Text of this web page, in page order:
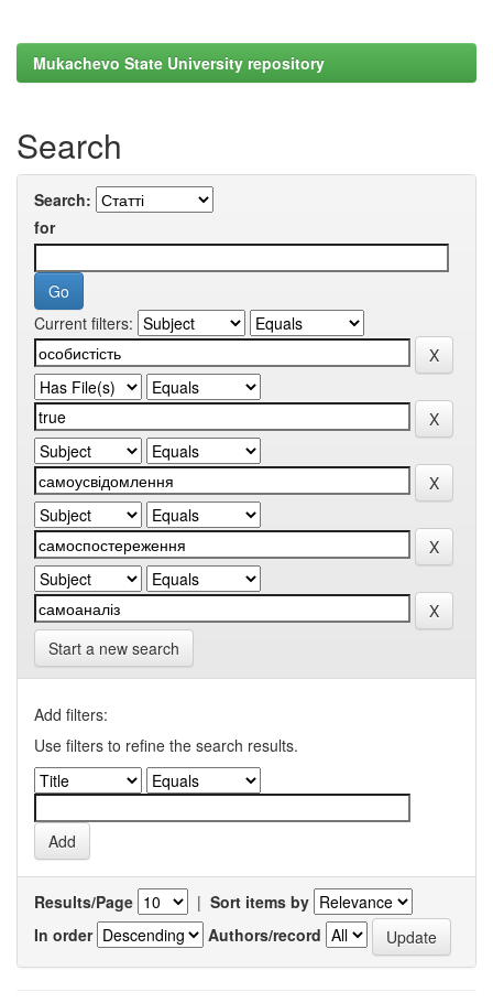
Mukachevo State University repository
Search
Search:
for
Current filters:
Start a new search
Add filters:
Use filters to refine the search results.
Results/Page | Sort items by
In order
Authors/record